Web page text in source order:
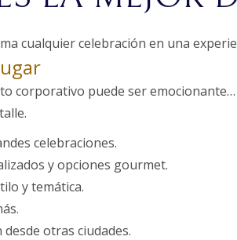
cualquier celebración en una
corporativo puede ser
celebraciones.
y opciones gourmet.
y temática.
otras ciudades.